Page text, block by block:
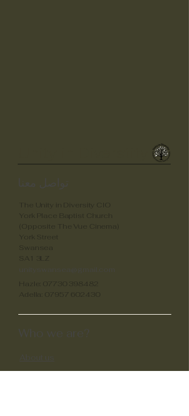
تواصل معنا
The Unity in Diversity CIO
York Place Baptist Church
(Opposite The Vue Cinema)
York Street
Swansea
Hazle: 07730 398482
Adella: 07957 602430
Who we are?
About us